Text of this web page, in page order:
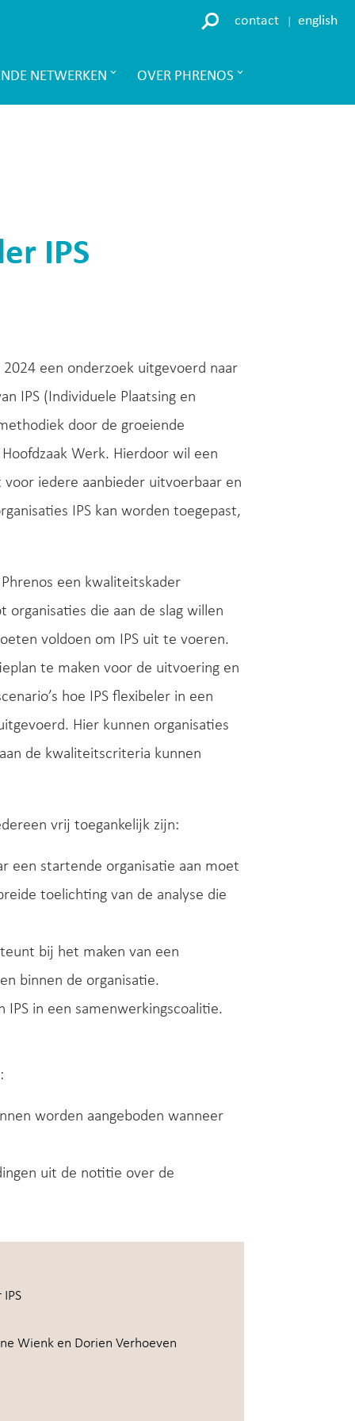
contact english
NETWERKEN OVER PHRENOS
IPS
een onderzoek uitgevoerd naar
IPS (Individuele Plaatsing en
door de groeiende
Werk. Hierdoor wil een
voor iedere aanbieder uitvoerbaar en
IPS kan worden toegepast,
een kwaliteitskader
die aan de slag willen
voldoen om IPS uit te voeren.
te maken voor de uitvoering en
hoe IPS flexibeler in een
Hier kunnen organisaties
de kwaliteitscriteria kunnen
vrij toegankelijk zijn:
een startende organisatie aan moet
toelichting van de analyse die
bij het maken van een
binnen de organisatie.
IPS in een samenwerkingscoalitie.
worden aangeboden wanneer
uit de notitie over de
Wienk en Dorien Verhoeven